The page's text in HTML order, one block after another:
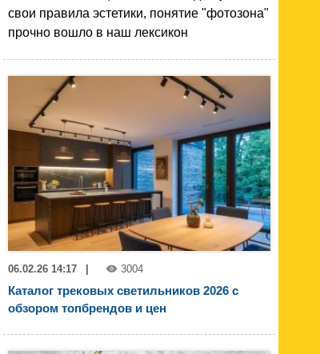
свои правила эстетики, понятие "фотозона"
прочно вошло в наш лексикон
06.02.26 14:17 | 3004
Каталог трековых светильников 2026 с
обзором топбрендов и цен